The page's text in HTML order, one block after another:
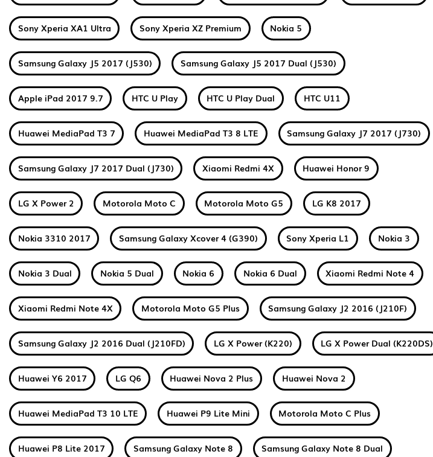
Sony Xperia XA1 Ultra Sony Xperia XZ Premium Nokia 5
Samsung Galaxy J5 2017 (J530) Samsung Galaxy J5 2017 Dual (J530)
Apple iPad 2017 9.7 HTC U Play HTC U Play Dual HTC U11
Huawei MediaPad T3 7 Huawei MediaPad T3 8 LTE Samsung Galaxy J7 2017 (J730)
Samsung Galaxy J7 2017 Dual (J730) Xiaomi Redmi 4X Huawei Honor 9
LG X Power 2 Motorola Moto C Motorola Moto G5 LG K8 2017
Nokia 3310 2017 Samsung Galaxy Xcover 4 (G390) Sony Xperia L1 Nokia 3
Nokia 3 Dual Nokia 5 Dual Nokia 6 Nokia 6 Dual Xiaomi Redmi Note 4
Xiaomi Redmi Note 4X Motorola Moto G5 Plus Samsung Galaxy J2 2016 (J210F)
Samsung Galaxy J2 2016 Dual (J210FD) LG X Power (K220) LG X Power Dual (K220DS)
Huawei Y6 2017 LG Q6 Huawei Nova 2 Plus Huawei Nova 2
Huawei MediaPad T3 10 LTE Huawei P9 Lite Mini Motorola Moto C Plus
Huawei P8 Lite 2017 Samsung Galaxy Note 8 Samsung Galaxy Note 8 Dual